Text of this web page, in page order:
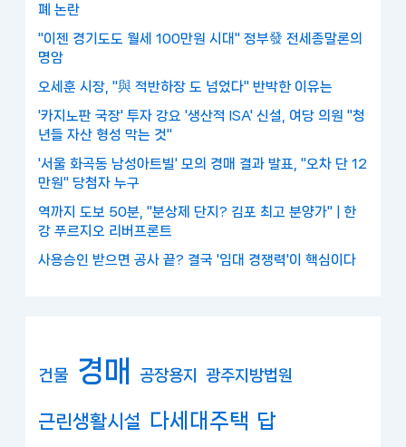
폐 논란
"이젠 경기도도 월세 100만원 시대" 정부發 전세종말론의
명암
오세훈 시장, "與 적반하장 도 넘었다" 반박한 이유는
'카지노판 국장' 투자 강요 '생산적 ISA' 신설, 여당 의원 "청
년들 자산 형성 막는 것"
'서울 화곡동 남성아트빌' 모의 경매 결과 발표, "오차 단 12
만원" 당첨자 누구
역까지 도보 50분, "분상제 단지? 김포 최고 분양가" | 한
강 푸르지오 리버프론트
사용승인 받으면 공사 끝? 결국 '임대 경쟁력'이 핵심이다
건물 경매 공장용지 광주지방법원
근린생활시설 다세대주택 답